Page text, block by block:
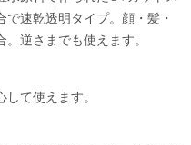
速乾透明タイプ。顔・髪・
逆さまでも使えます。
て使えます。